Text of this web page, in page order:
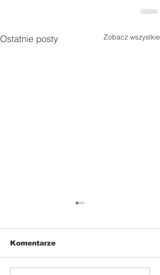
Ostatnie posty Zobacz wszystkie
Komentarze